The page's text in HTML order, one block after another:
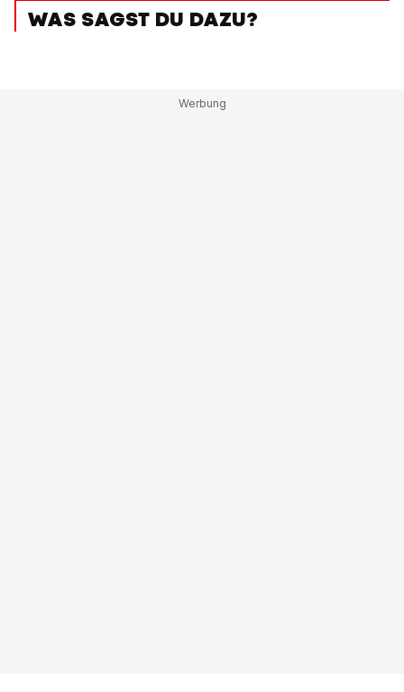
WAS SAGST DU DAZU?